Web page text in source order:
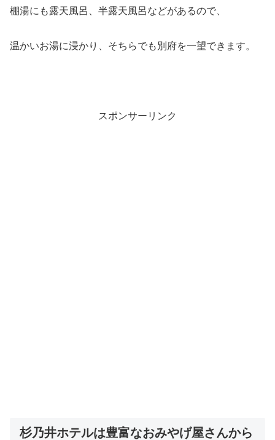
棚湯にも露天風呂、半露天風呂などがあるので、
温かいお湯に浸かり、そちらでも別府を一望できます。
スポンサーリンク
杉乃井ホテルは豊富なおみやげ屋さんから